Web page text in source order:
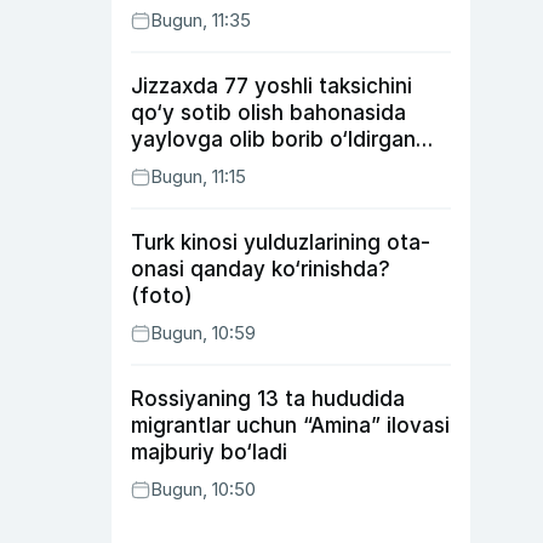
Bugun, 11:35
Jizzaxda 77 yoshli taksichini
qo‘y sotib olish bahonasida
yaylovga olib borib o‘ldirgan
yigit 20 yilga qamaldi
Bugun, 11:15
Turk kinosi yulduzlarining ota-
onasi qanday ko‘rinishda?
(foto)
Bugun, 10:59
Rossiyaning 13 ta hududida
migrantlar uchun “Amina” ilovasi
majburiy bo‘ladi
Bugun, 10:50